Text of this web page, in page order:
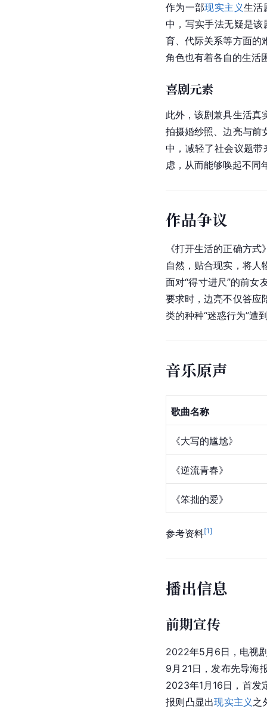
作为一部现实主义生活
中，写实手法无疑是
育、代际关系等方面的
角色也有着各自的生活
喜剧元素
此外，该剧兼具生活真
拍摄婚纱照、边亮与前
中，减轻了社会议题
虑，从而能够唤起不同
作品争议
《打开生活的正确方
自然，贴合现实，将人
面对“得寸进尺”的前女
要求时，边亮不仅答应
类的种种“迷惑行为”遭
音乐原声
歌曲名称
《大写的尴尬》
《逆流青春》
《笨拙的爱》
参考资料[1]
播出信息
前期宣传
2022年5月6日，电视
9月21日，发布先导海
2023年1月16日，首发
报则凸显出现实主义 之